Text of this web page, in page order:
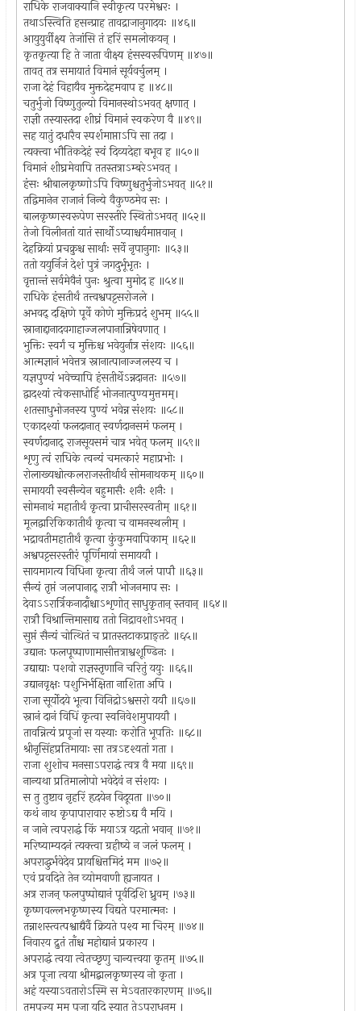
राधिके राजवाक्यानि स्वीकृत्य परमेश्वरः ।
तथाऽस्त्विति हसन्प्राह तावद्राजानुगादयः ॥४६॥
आयुयुर्वीक्ष्य तेजांसि तं हरिं समलोकयन् ।
कृतकृत्या हि ते जाता वीक्ष्य हंसस्वरूपिणम् ॥४७॥
तावत् तत्र समायातं विमानं सूर्यवर्चुलम् ।
राजा देहं विहायैव मुक्तदेहमवाप ह ॥४८॥
चतुर्भुजो विष्णुतुल्यो विमानस्थोऽभवत् क्षणात् ।
राज्ञी तस्यास्तदा शीघ्रं विमानं स्वकरेण वै ॥४९॥
सह यातुं दधारैव स्पर्शमाप्ताऽपि सा तदा ।
त्यक्त्वा भौतिकदेहं स्वं दिव्यदेहा बभूव ह ॥५०॥
विमानं शीघ्रमेवापि ततस्तत्राऽम्बरेऽभवत् ।
हंसः श्रीबालकृष्णोऽपि विष्णुश्चतुर्भुजोऽभवत् ॥५१॥
तद्विमानेन राजानं निन्ये वैकुण्ठमेव सः ।
बालकृष्णस्वरूपेण सरस्तीरे स्थितोऽभवत् ॥५२॥
तेजो विलीनतां यातं सार्थोऽप्याश्चर्यमाप्तवान् ।
देहक्रियां प्रचक्रुश्च सार्थाः सर्वे नृपानुगाः ॥५३॥
ततो ययुर्निजं देशं पुत्रं जगदुर्भूभृतः ।
वृत्तान्तं सर्वमेवैनं पुनः श्रुत्वा मुमोद ह ॥५४॥
राधिके हंसतीर्थं तत्त्वश्वपट्टसरोजले ।
अभवद् दक्षिणे पूर्वे कोणे मुक्तिप्रदं शुभम् ॥५५॥
स्नानाद्दानादवगाहाज्जलपानान्निषेवणात् ।
भुक्तिः स्वर्गं च मुक्तिश्च भवेयुर्नात्र संशयः ॥५६॥
आत्मज्ञानं भवेत्तत्र स्नानात्पानाज्जलस्य च ।
यज्ञपुण्यं भवेच्चापि हंसतीर्थेऽन्नदानतः ॥५७॥
द्वादश्यां त्वेकसाधोर्हि भोजनात्पुण्यमुत्तमम्।
शतसाधुभोजनस्य पुण्यं भवेन्न संशयः ॥५८॥
एकादश्यां फलदानात् स्वर्णदानसमं फलम् ।
स्वर्णदानाद् राजसूयसमं चात्र भवेत् फलम् ॥५९॥
शृणु त्वं राधिके त्वन्यं चमत्कारं महाप्रभोः ।
रोलाख्यश्चोत्कलराजस्तीर्थार्थं सोमनाथकम् ॥६०॥
समाययौ स्वसैन्येन बहुमासैः शनैः शनैः ।
सोमनाथं महातीर्थं कृत्वा प्राचीसरस्वतीम् ॥६१॥
मूलद्वारिकिकातीर्थं कृत्वा च वामनस्थलीम् ।
भद्रावतीमहातीर्थं कृत्वा कुंकुमवापिकाम् ॥६२॥
अश्वपट्टसरस्तीरं पूर्णिमायां समाययौ ।
सायमागत्य विधिना कृत्वा तीर्थं जलं पापौ ॥६३॥
सैन्यं तृप्तं जलपानाद् रात्रौ भोजनमाप सः ।
देवाऽऽरार्त्रिकनादाँश्चाऽशृणोत् साधुकृतान् स्तवान् ॥६४॥
रात्रौ विश्रान्तिमासाद्य ततो निद्रावशोऽभवत् ।
सुप्तं सैन्यं चोत्थितं च प्रातस्तटाकप्राङ्तटे ॥६५॥
उद्यानः फलपूष्पाणामासीत्तत्राश्वशूण्ढिनः ।
उद्याद्याः पशवो राज्ञस्तृणानि चरितुं ययुः ॥६६॥
उद्यानवृक्षः पशुभिर्भक्षिता नाशिता अपि ।
राजा सूर्योदये भूत्वा विनिद्रोऽश्वसरो ययौ ॥६७॥
स्नानं दानं विधिं कृत्वा स्वनिवेशमुपाययौ ।
तावन्नित्यं प्रपूजां स यस्याः करोति भूपतिः ॥६८॥
श्रीनृसिंहप्रतिमायाः सा तत्रऽदृश्यतां गता ।
राजा शुशोच मनसाऽपराद्धं त्वत्र वै मया ॥६९॥
नान्यथा प्रतिमालोपो भवेदेवं न संशयः ।
स तु तुष्टाव नृहरिं हृदयेन विदूयता ॥७०॥
कथं नाथ कृपापारावार रुष्टोऽद्य वै मयि ।
न जाने त्वपराद्धं किं मयाऽत्र यद्गतो भवान् ॥७१॥
मरिष्याम्यदनं त्यक्त्वा ग्रहीष्ये न जलं फलम् ।
अपराद्धुर्भवेदेव प्रायश्चित्तमिदं मम ॥७२॥
एवं प्रवदिते तेन व्योमवाणी ह्यजायत ।
अत्र राजन् फलपुष्पोद्यानं पूर्वदिशि ध्रुवम् ।७३॥
कृष्णवल्लभकृष्णस्य विद्यते परमात्मनः ।
तन्नाशस्त्वत्पश्वाद्यैर्वै क्रियते पश्य मा चिरम् ॥७४॥
निवारय द्रुतं ताँश्च महोद्यानं प्रकारय ।
अपराद्धं त्वया त्वेतच्छृणु चान्यत्त्वया कृतम् ॥७५॥
अत्र पूजा त्वया श्रीमद्बालकृष्णस्य नो कृता ।
अहं यस्याऽवतारोऽस्मि स मेऽवतारकारणम् ॥७६॥
तमपूज्य मम पूजा यदि स्यात् तेऽपराधनम् ।